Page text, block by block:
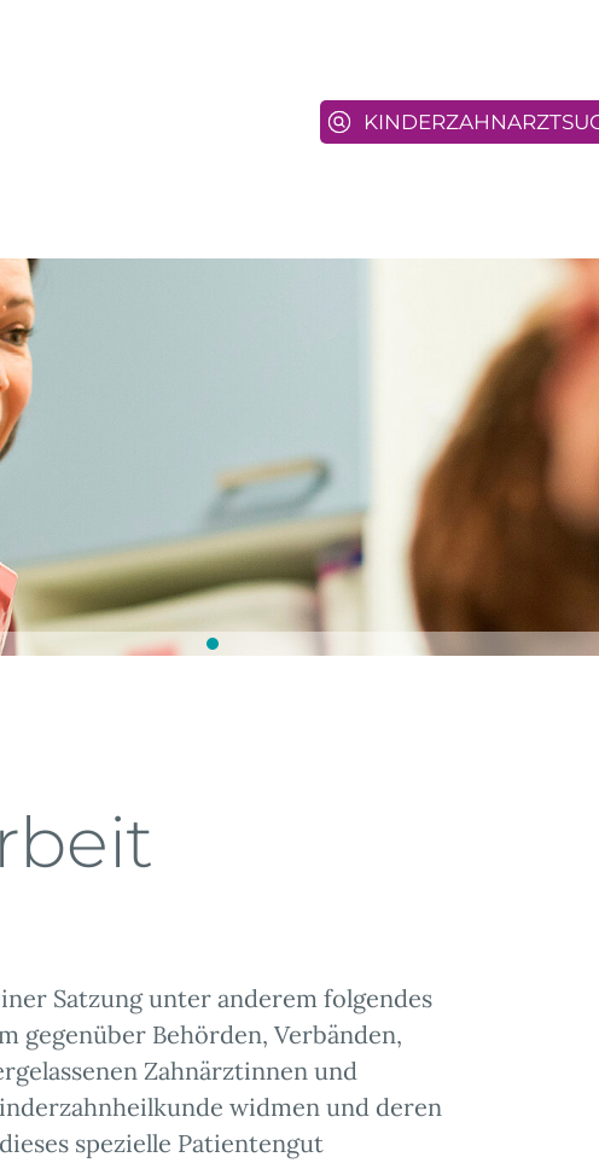
Satzung unter anderem folgendes
gegenüber Behörden, Verbänden,
Zahnärztinnen und
widmen und deren
spezielle Patientengut